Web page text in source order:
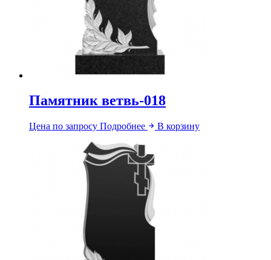
Памятник ветвь-018
Цена по запросу Подробнее В корзину